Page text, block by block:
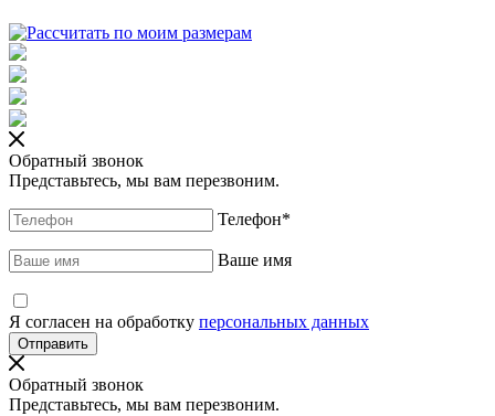
Обратный звонок
Представьтесь, мы вам перезвоним.
Телефон*
Ваше имя
Я согласен на обработку персональных данных
Обратный звонок
Представьтесь, мы вам перезвоним.